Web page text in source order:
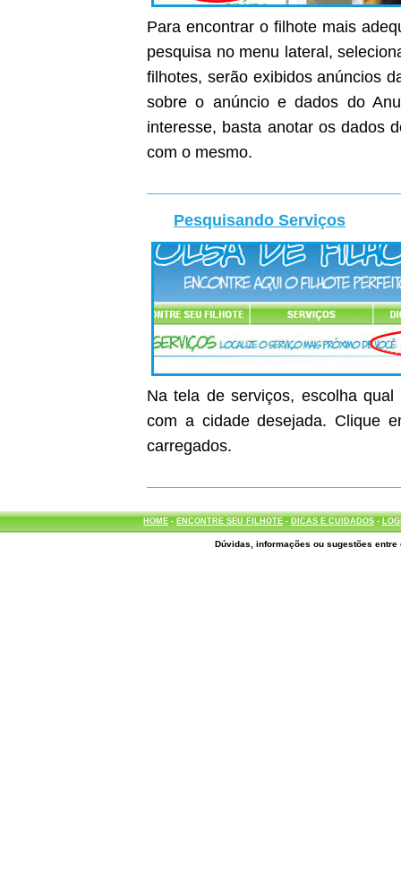
Para encontrar o filhote mais
pesquisa no menu lateral,
filhotes, serão exibidos anúncios
sobre o anúncio e dados do
interesse, basta anotar os dados
com o mesmo.
Pesquisando Serviços
Na tela de serviços, escolha
com a cidade desejada. Clique
carregados.
HOME- ENCONTRE SEU FILHOTE- DICAS E CUIDADOS-
Dúvidas, informações ou sugestões